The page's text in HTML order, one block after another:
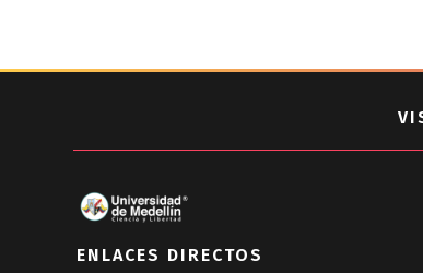
ENLACES DIRECTOS